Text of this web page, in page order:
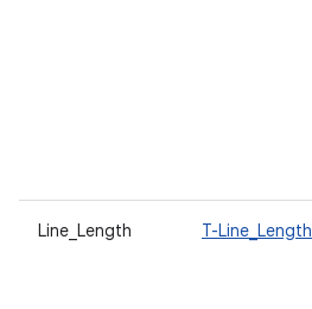
Line_Length T-Line_Length